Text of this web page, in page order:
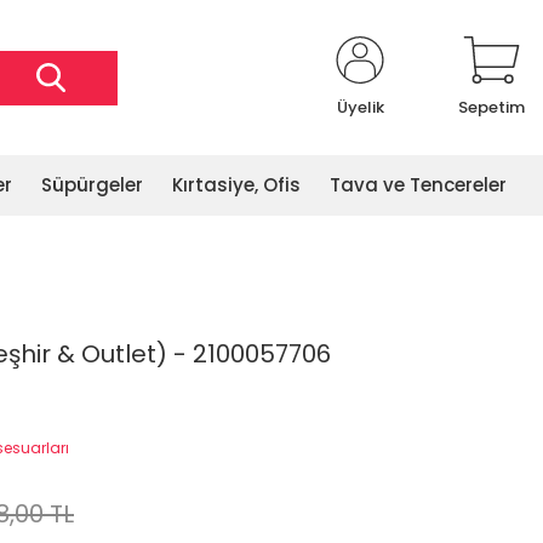
Üyelik Sepetim
Süpürgeler Kırtasiye, Ofis Tava ve Tencereler
& Outlet) - 2100057706
TL